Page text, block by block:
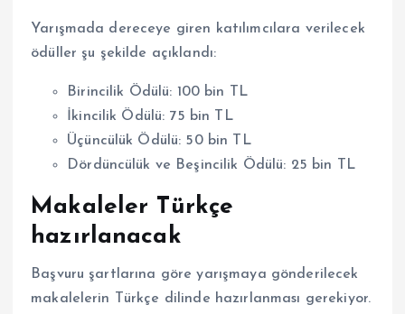
Yarışmada dereceye giren katılımcılara verilecek
ödüller şu şekilde açıklandı:
Birincilik Ödülü: 100 bin TL
İkincilik Ödülü: 75 bin TL
Üçüncülük Ödülü: 50 bin TL
Dördüncülük ve Beşincilik Ödülü: 25 bin TL
Makaleler Türkçe
hazırlanacak
Başvuru şartlarına göre yarışmaya gönderilecek
makalelerin Türkçe dilinde hazırlanması gerekiyor.